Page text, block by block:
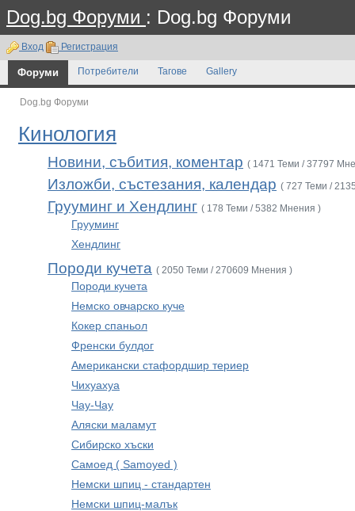
Dog.bg Форуми : Dog.bg Форуми
Вход Регистрация
Форуми Потребители Тагове Gallery
Dog.bg Форуми
Кинология
Новини, събития, коментар ( 1471 Теми / 37797
Изложби, състезания, календар ( 727 Теми /
Грууминг и Хендлинг ( 178 Теми / 5382 Мнения )
Грууминг
Хендлинг
Породи кучета ( 2050 Теми / 270609 Мнения )
Породи кучета
Немско овчарско куче
Кокер спаньол
Френски булдог
Американски стафордшир териер
Чихуахуа
Чау-Чау
Аляски маламут
Сибирско хъски
Самоед ( Samoyed )
Немски шпиц - стандартен
Немски шпиц-малък